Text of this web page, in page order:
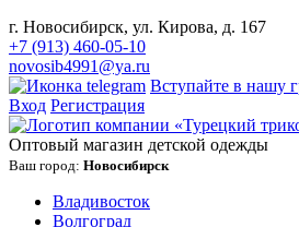
г. Новосибирск, ул. Кирова, д. 167
+7 (913) 460-05-10
novosib4991@ya.ru
Вступайте в нашу
Вход Регистрация
Оптовый магазин детской одежды
Ваш город: Новосибирск
Владивосток
Волгоград